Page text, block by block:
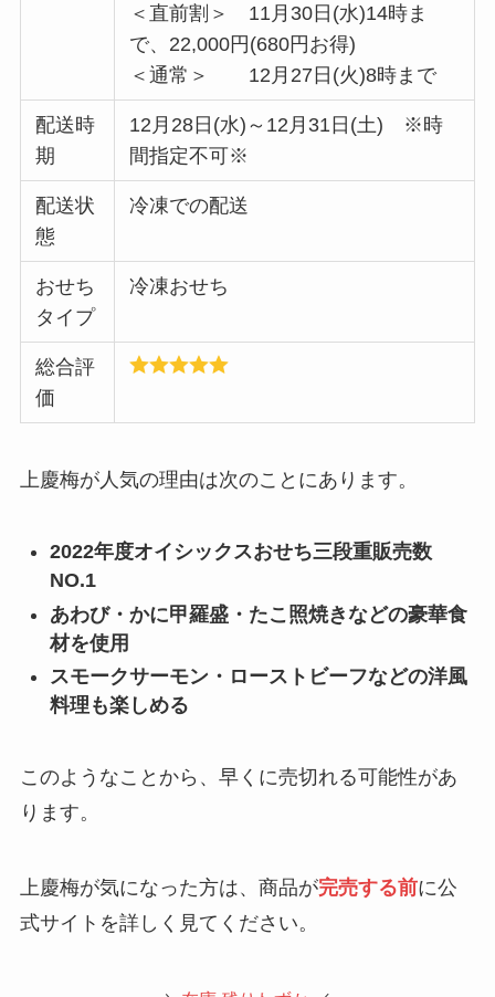
＜直前割＞ 11月30日(水)14時ま
で、22,000円(680円お得)
＜通常＞ 12月27日(火)8時まで
配送時
期
12月28日(水)～12月31日(土) ※時
間指定不可※
配送状
態
冷凍での配送
おせち
タイプ
冷凍おせち
総合評
価
上慶梅が人気の理由は次のことにあります。
2022年度オイシックスおせち三段重販売数
NO.1
あわび・かに甲羅盛・たこ照焼きなどの豪華食
材を使用
スモークサーモン・ローストビーフなどの洋風
料理も楽しめる
このようなことから、早くに売切れる可能性があ
ります。
上慶梅が気になった方は、商品が完売する前に公
式サイトを詳しく見てください。